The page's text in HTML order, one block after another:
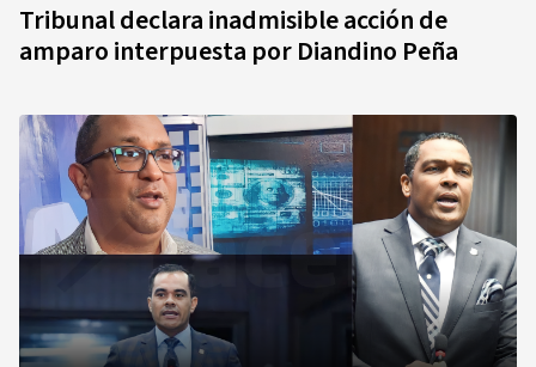
Tribunal declara inadmisible acción de
amparo interpuesta por Diandino Peña